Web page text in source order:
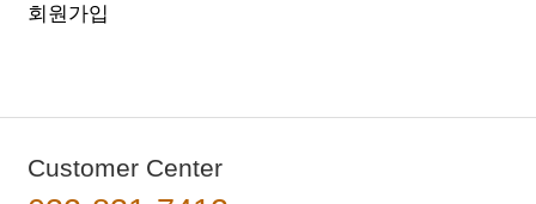
회원가입
Customer Center